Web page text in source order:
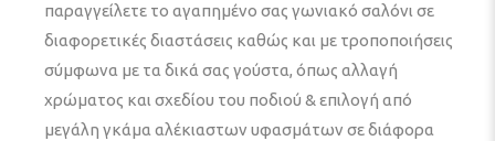
παραγγείλετε το αγαπημένο σας γωνιακό σαλόνι σε
διαφορετικές διαστάσεις καθώς και με τροποποιήσεις
σύμφωνα με τα δικά σας γούστα, όπως αλλαγή
χρώματος και σχεδίου του ποδιού & επιλογή από
μεγάλη γκάμα αλέκιαστων υφασμάτων σε διάφορα